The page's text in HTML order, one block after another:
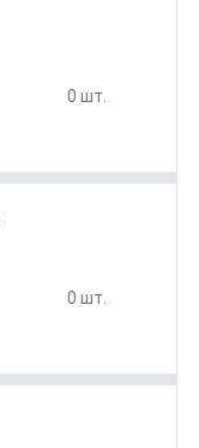
0 шт.
0 шт.